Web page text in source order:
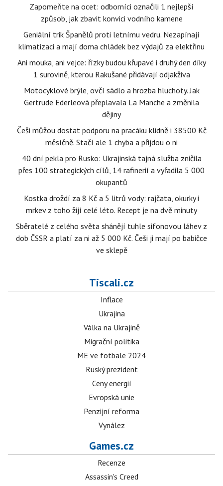
Zapomeňte na ocet: odborníci označili 1 nejlepší
způsob, jak zbavit konvici vodního kamene
Geniální trik Španělů proti letnímu vedru. Nezapínají
klimatizaci a mají doma chládek bez výdajů za elektřinu
Ani mouka, ani vejce: řízky budou křupavé i druhý den díky
1 surovině, kterou Rakušané přidávají odjakživa
Motocyklové brýle, ovčí sádlo a hrozba hluchoty. Jak
Gertrude Ederleová přeplavala La Manche a změnila
dějiny
Češi můžou dostat podporu na pracáku klidně i 38500 Kč
měsíčně. Stačí ale 1 chyba a přijdou o ni
40 dní pekla pro Rusko: Ukrajinská tajná služba zničila
přes 100 strategických cílů, 14 rafinerií a vyřadila 5 000
okupantů
Kostka droždí za 8 Kč a 5 litrů vody: rajčata, okurky i
mrkev z toho žijí celé léto. Recept je na dvě minuty
Sběratelé z celého světa shánějí tuhle sifonovou láhev z
dob ČSSR a platí za ni až 5 000 Kč. Češi ji mají po babičce
ve sklepě
Tiscali.cz
Inflace
Ukrajina
Válka na Ukrajině
Migrační politika
ME ve fotbale 2024
Ruský prezident
Ceny energií
Evropská unie
Penzijní reforma
Vynález
Games.cz
Recenze
Assassin's Creed